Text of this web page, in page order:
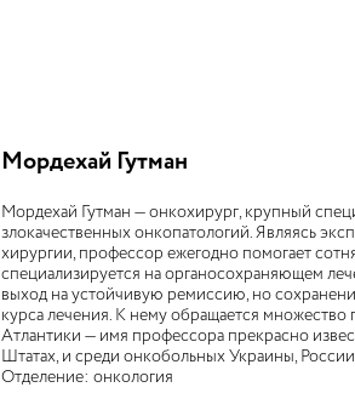
Мордехай Гутман
Мордехай Гутман — онкохирург, крупный
злокачественных онкопатологий. Являясь
хирургии, профессор ежегодно помогает
специализируется на органосохраняющем
выход на устойчивую ремиссию, но
курса лечения. К нему обращается
Атлантики — имя профессора прекрасно
Штатах, и среди онкобольных Украины,
Отделение: онкология